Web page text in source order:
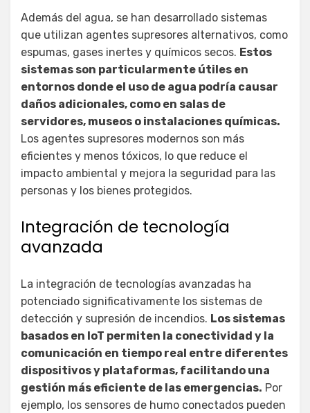
Además del agua, se han desarrollado sistemas
que utilizan agentes supresores alternativos, como
espumas, gases inertes y químicos secos. Estos
sistemas son particularmente útiles en
entornos donde el uso de agua podría causar
daños adicionales, como en salas de
servidores, museos o instalaciones químicas.
Los agentes supresores modernos son más
eficientes y menos tóxicos, lo que reduce el
impacto ambiental y mejora la seguridad para las
personas y los bienes protegidos.
Integración de tecnología
avanzada
La integración de tecnologías avanzadas ha
potenciado significativamente los sistemas de
detección y supresión de incendios. Los sistemas
basados en IoT permiten la conectividad y la
comunicación en tiempo real entre diferentes
dispositivos y plataformas, facilitando una
gestión más eficiente de las emergencias. Por
ejemplo, los sensores de humo conectados pueden